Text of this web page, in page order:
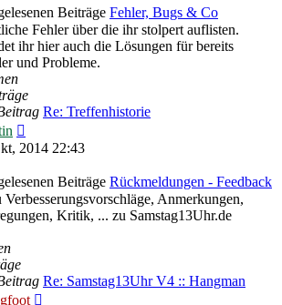
Fehler, Bugs & Co
Fehler über die ihr stolpert auflisten.
ihr hier auch die Lösungen für bereits
und Probleme.
Re: Treffenhistorie
Beitrag
2014 22:43
Rückmeldungen - Feedback
Anmerkungen,
Kritik, ... zu Samstag13Uhr.de
Re: Samstag13Uhr V4 :: Hangman